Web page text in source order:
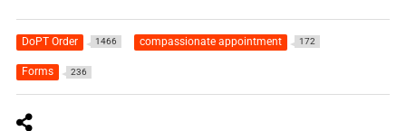
DoPT Order 1466 compassionate appointment 172
Forms 236